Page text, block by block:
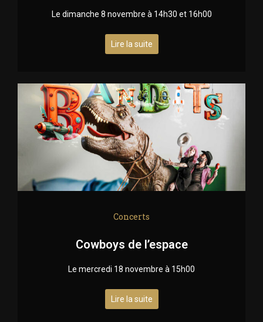
Le dimanche 8 novembre à 14h30 et 16h00
Lire la suite
Concerts
Cowboys de l’espace
Le mercredi 18 novembre à 15h00
Lire la suite